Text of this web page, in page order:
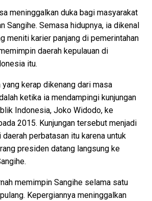
meninggalkan duka bagi masyarakat
Sangihe. Semasa hidupnya, ia dikenal
meniti karier panjang di pemerintahan
daerah kepulauan di
itu.
kerap dikenang dari masa
ketika ia mendampingi kunjungan
Indonesia, Joko Widodo, ke
2015. Kunjungan tersebut menjadi
perbatasan itu karena untuk
presiden datang langsung ke
memimpin Sangihe selama satu
Kepergiannya meninggalkan